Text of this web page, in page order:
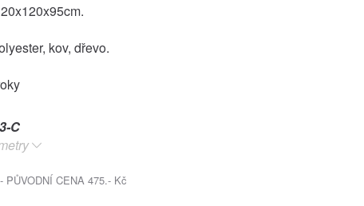
kov, dřevo.
C
PŮVODNÍ CENA 475.- Kč